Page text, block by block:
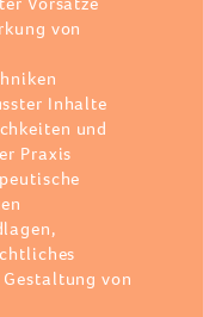
von
Inhalte
und
Praxis
von